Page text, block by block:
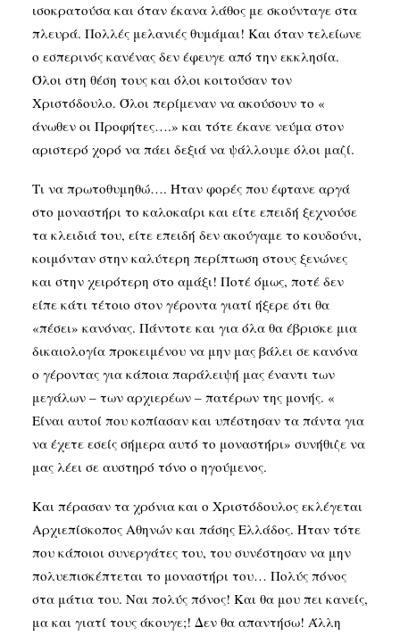
ισοκρατούσα και όταν έκανα λάθος με σκούνταγε στα
πλευρά. Πολλές μελανιές θυμάμαι! Και όταν τελείωνε
ο εσπερινός κανένας δεν έφευγε από την εκκλησία.
Όλοι στη θέση τους και όλοι κοιτούσαν τον
Χριστόδουλο. Όλοι περίμεναν να ακούσουν το «
άνωθεν οι Προφήτες….» και τότε έκανε νεύμα στον
αριστερό χορό να πάει δεξιά να ψάλλουμε όλοι μαζί.
Τι να πρωτοθυμηθώ…. Ήταν φορές που έφτανε αργά
στο μοναστήρι το καλοκαίρι και είτε επειδή ξεχνούσε
τα κλειδιά του, είτε επειδή δεν ακούγαμε το κουδούνι,
κοιμόνταν στην καλύτερη περίπτωση στους ξενώνες
και στην χειρότερη στο αμάξι! Ποτέ όμως, ποτέ δεν
είπε κάτι τέτοιο στον γέροντα γιατί ήξερε ότι θα
«πέσει» κανόνας. Πάντοτε και για όλα θα έβρισκε μια
δικαιολογία προκειμένου να μην μας βάλει σε κανόνα
ο γέροντας για κάποια παράλειψή μας έναντι των
μεγάλων – των αρχιερέων – πατέρων της μονής. «
Είναι αυτοί που κοπίασαν και υπέστησαν τα πάντα για
να έχετε εσείς σήμερα αυτό το μοναστήρι» συνήθιζε να
μας λέει σε αυστηρό τόνο ο ηγούμενος.
Και πέρασαν τα χρόνια και ο Χριστόδουλος εκλέγεται
Αρχιεπίσκοπος Αθηνών και πάσης Ελλάδος. Ήταν τότε
που κάποιοι συνεργάτες του, του συνέστησαν να μην
πολυεπισκέπτεται το μοναστήρι του… Πολύς πόνος
στα μάτια του. Ναι πολύς πόνος! Και θα μου πει κανείς,
μα και γιατί τους άκουγε;! Δεν θα απαντήσω! Άλλη